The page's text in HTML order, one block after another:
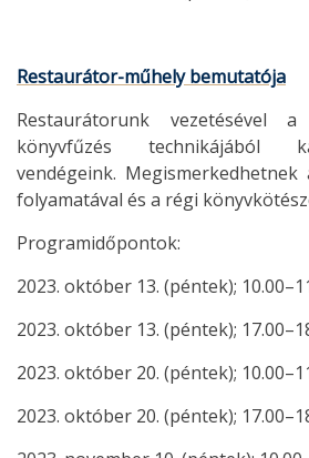
Restaurátor-műhely bemutatója
Restaurátorunk vezetésével
könyvfűzés technikájából
vendégeink.
folyamatával és a régi
Programidőpontok:
2023. október 13. (péntek);
2023. október 13. (péntek);
2023. október 20. (péntek);
2023. október 20. (péntek);